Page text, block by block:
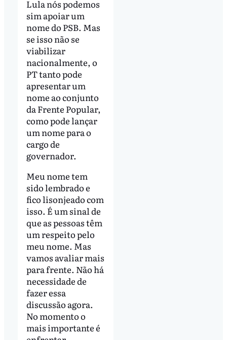
Lula nós podemos
sim apoiar um
nome do PSB. Mas
se isso não se
viabilizar
nacionalmente, o
PT tanto pode
apresentar um
nome ao conjunto
da Frente Popular,
como pode lançar
um nome para o
cargo de
governador.
Meu nome tem
sido lembrado e
fico lisonjeado com
isso. É um sinal de
que as pessoas têm
um respeito pelo
meu nome. Mas
vamos avaliar mais
para frente. Não há
necessidade de
fazer essa
discussão agora.
No momento o
mais importante é